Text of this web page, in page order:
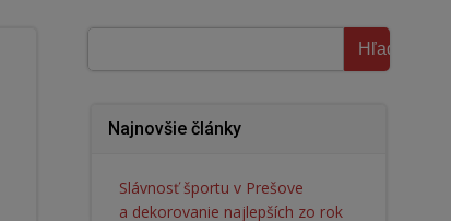
Hľadať
Najnovšie články
Slávnosť športu v Prešove
a dekorovanie najlepších zo rok